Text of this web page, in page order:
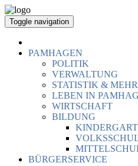
Toggle navigation
PAMHAGEN
POLITIK
VERWALTUNG
STATISTIK & MEHR
LEBEN IN
WIRTSCHAFT
BILDUNG
BÜRGERSERVICE